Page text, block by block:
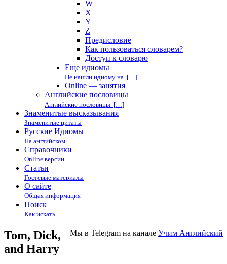
W
X
Y
Z
Предисловие
Как пользоваться словарем?
Доступ к словарю
Еще идиомы
Не нашли идиому на […]
Online — занятия
Английские пословицы
Английские пословицы […]
Знаменитые высказывания
Знаменитые цитаты
Русские Идиомы
На английском
Справочники
Online версии
Статьи
Гостевые материалы
О сайте
Общая информация
Поиск
Как искать
Мы в Telegram на канале Учим Английский
Tom, Dick,
and Harry